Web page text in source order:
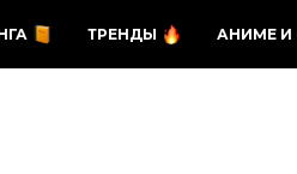
ТРЕНДЫ АНИМЕ И